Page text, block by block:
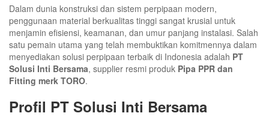
Dalam dunia konstruksi dan sistem perpipaan modern,
penggunaan material berkualitas tinggi sangat krusial untuk
menjamin efisiensi, keamanan, dan umur panjang instalasi. Salah
satu pemain utama yang telah membuktikan komitmennya dalam
menyediakan solusi perpipaan terbaik di Indonesia adalah PT
Solusi Inti Bersama, supplier resmi produk Pipa PPR dan
Fitting merk TORO.
Profil PT Solusi Inti Bersama